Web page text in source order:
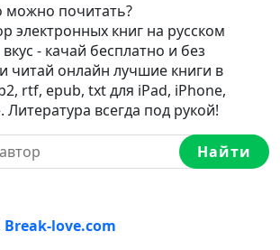
можно почитать?
электронных книг на русском
- качай бесплатно и без
читай онлайн лучшие книги в
rtf, epub, txt для iPad, iPhone,
всегда под рукой!
Найти
Break-love.com